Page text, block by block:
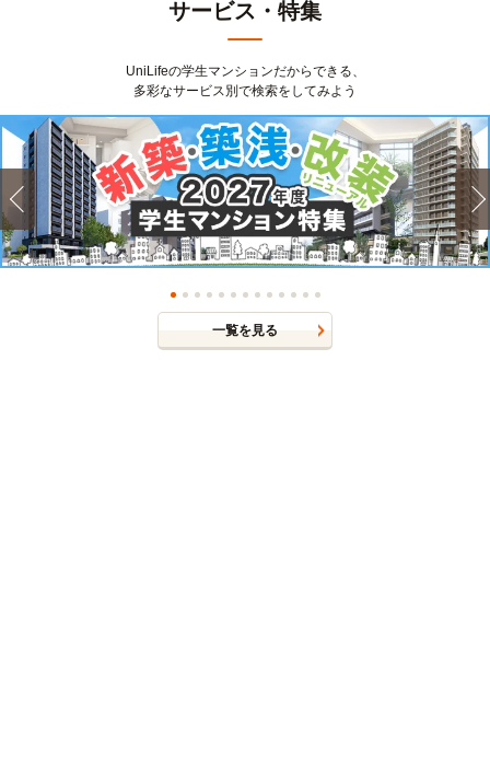
サービス・特集
UniLifeの学生マンションだからできる、
多彩なサービス別で検索をしてみよう
一覧を見る